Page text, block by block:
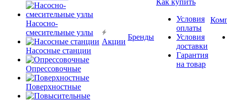
Насосно-
смесительные узлы
Насосные станции
Опрессовочные
Поверхностные
Акции
Бренды
Как купить
Условия
оплаты
Условия
доставки
Гарантия
на товар